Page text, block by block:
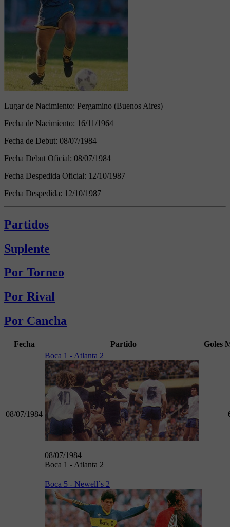
Lugar de Nacimiento: Pergamino (Buenos Aires)
Fecha de Nacimiento: 16/11/1964
Fecha de Debut: 08/07/1984
Fecha Debut Oficial: 08/07/1984
Fecha Despedida Oficial: 12/10/1987
Fecha Despedida: 12/10/1987
Partidos
Suplente
Por Torneo
Por Rival
Por Cancha
Fecha Partido Goles
08/07/1984
Boca 1 - Atlanta 2
08/07/1984
Boca 1 - Atlanta 2
Boca 5 - Newell´s 2